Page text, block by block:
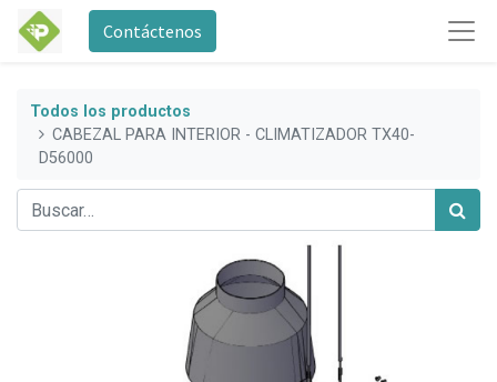
Contáctenos
Todos los productos
CABEZAL PARA INTERIOR - CLIMATIZADOR TX40-
D56000